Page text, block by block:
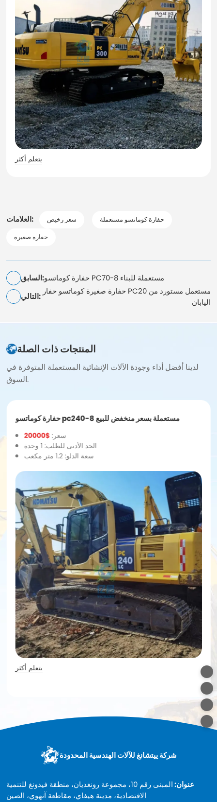
يتعلم أكثر
العلامات: سعر رخيص
حفارة كوماتسو مستعملة
حفارة صغيرة
السابق:
حفارة كوماتسو PC70-8 مستعملة للبناء
التالي:
حفارة صغيرة كوماتسو حفار PC20 مستعمل مستورد من
اليابان
المنتجات ذات الصلة
لدينا أفضل أداء وجودة الآلات الإنشائية المستعملة المتوفرة في
السوق.
حفارة كوماتسو pc240-8 مستعملة بسعر منخفض للبيع
سعر:$20000
الحد الأدنى للطلب: 1 وحدة
سعة الدلو: 1.2 متر مكعب
يتعلم أكثر
شركة ييتشانغ للآلات الهندسية المحدودة
عنوان:
المبنى رقم 10، مجموعة رونغديان، منطقة فيدونغ للتنمية
الاقتصادية، مدينة هيفاي، مقاطعة آنهوي، الصين